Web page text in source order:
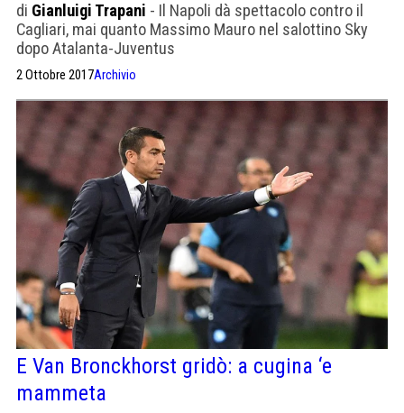
di Gianluigi Trapani - Il Napoli dà spettacolo contro il
Cagliari, mai quanto Massimo Mauro nel salottino Sky
dopo Atalanta-Juventus
2 Ottobre 2017Archivio
E Van Bronckhorst gridò: a cugina ‘e
mammeta